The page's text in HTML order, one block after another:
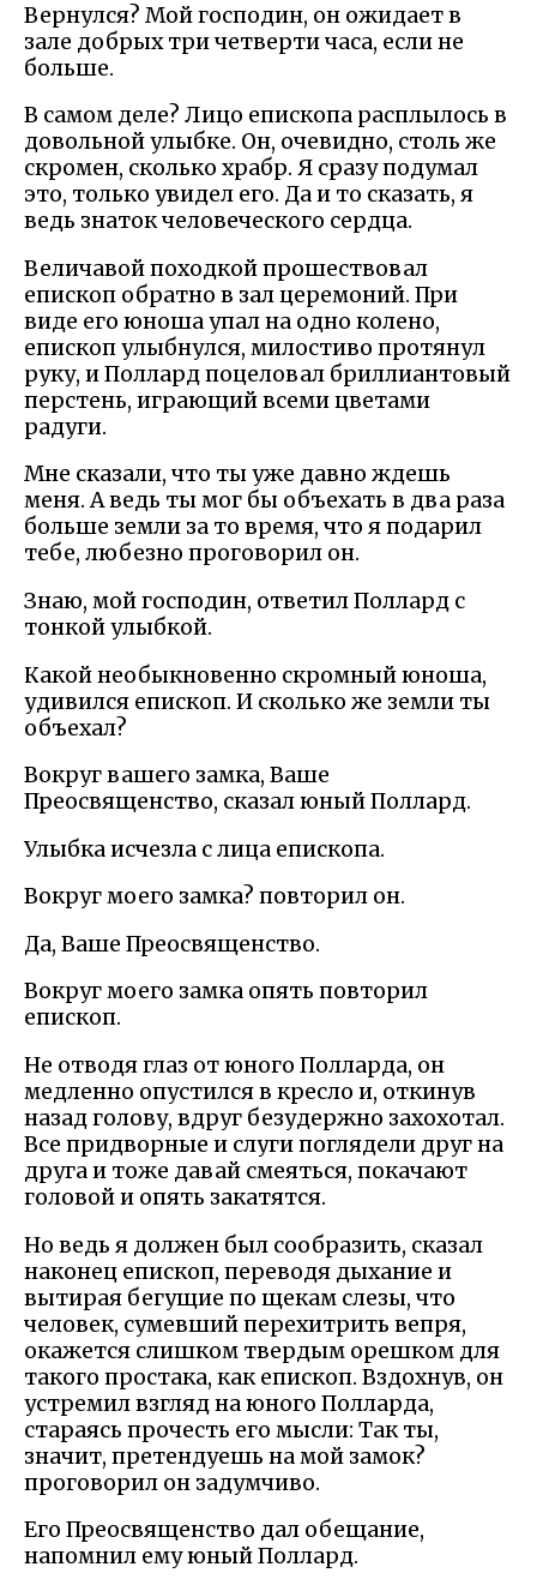
Вернулся? Мой господин, он ожидает в
зале добрых три четверти часа, если не
больше.
В самом деле? Лицо епископа расплылось в
довольной улыбке. Он, очевидно, столь же
скромен, сколько храбр. Я сразу подумал
это, только увидел его. Да и то сказать, я
ведь знаток человеческого сердца.
Величавой походкой прошествовал
епископ обратно в зал церемоний. При
виде его юноша упал на одно колено,
епископ улыбнулся, милостиво протянул
руку, и Поллард поцеловал бриллиантовый
перстень, играющий всеми цветами
радуги.
Мне сказали, что ты уже давно ждешь
меня. А ведь ты мог бы объехать в два раза
больше земли за то время, что я подарил
тебе, любезно проговорил он.
Знаю, мой господин, ответил Поллард с
тонкой улыбкой.
Какой необыкновенно скромный юноша,
удивился епископ. И сколько же земли ты
объехал?
Вокруг вашего замка, Ваше
Преосвященство, сказал юный Поллард.
Улыбка исчезла с лица епископа.
Вокруг моего замка? повторил он.
Да, Ваше Преосвященство.
Вокруг моего замка опять повторил
епископ.
Не отводя глаз от юного Полларда, он
медленно опустился в кресло и, откинув
назад голову, вдруг безудержно захохотал.
Все придворные и слуги поглядели друг на
друга и тоже давай смеяться, покачают
головой и опять закатятся.
Но ведь я должен был сообразить, сказал
наконец епископ, переводя дыхание и
вытирая бегущие по щекам слезы, что
человек, сумевший перехитрить вепря,
окажется слишком твердым орешком для
такого простака, как епископ. Вздохнув, он
устремил взгляд на юного Полларда,
стараясь прочесть его мысли: Так ты,
значит, претендуешь на мой замок?
проговорил он задумчиво.
Его Преосвященство дал обещание,
напомнил ему юный Поллард.